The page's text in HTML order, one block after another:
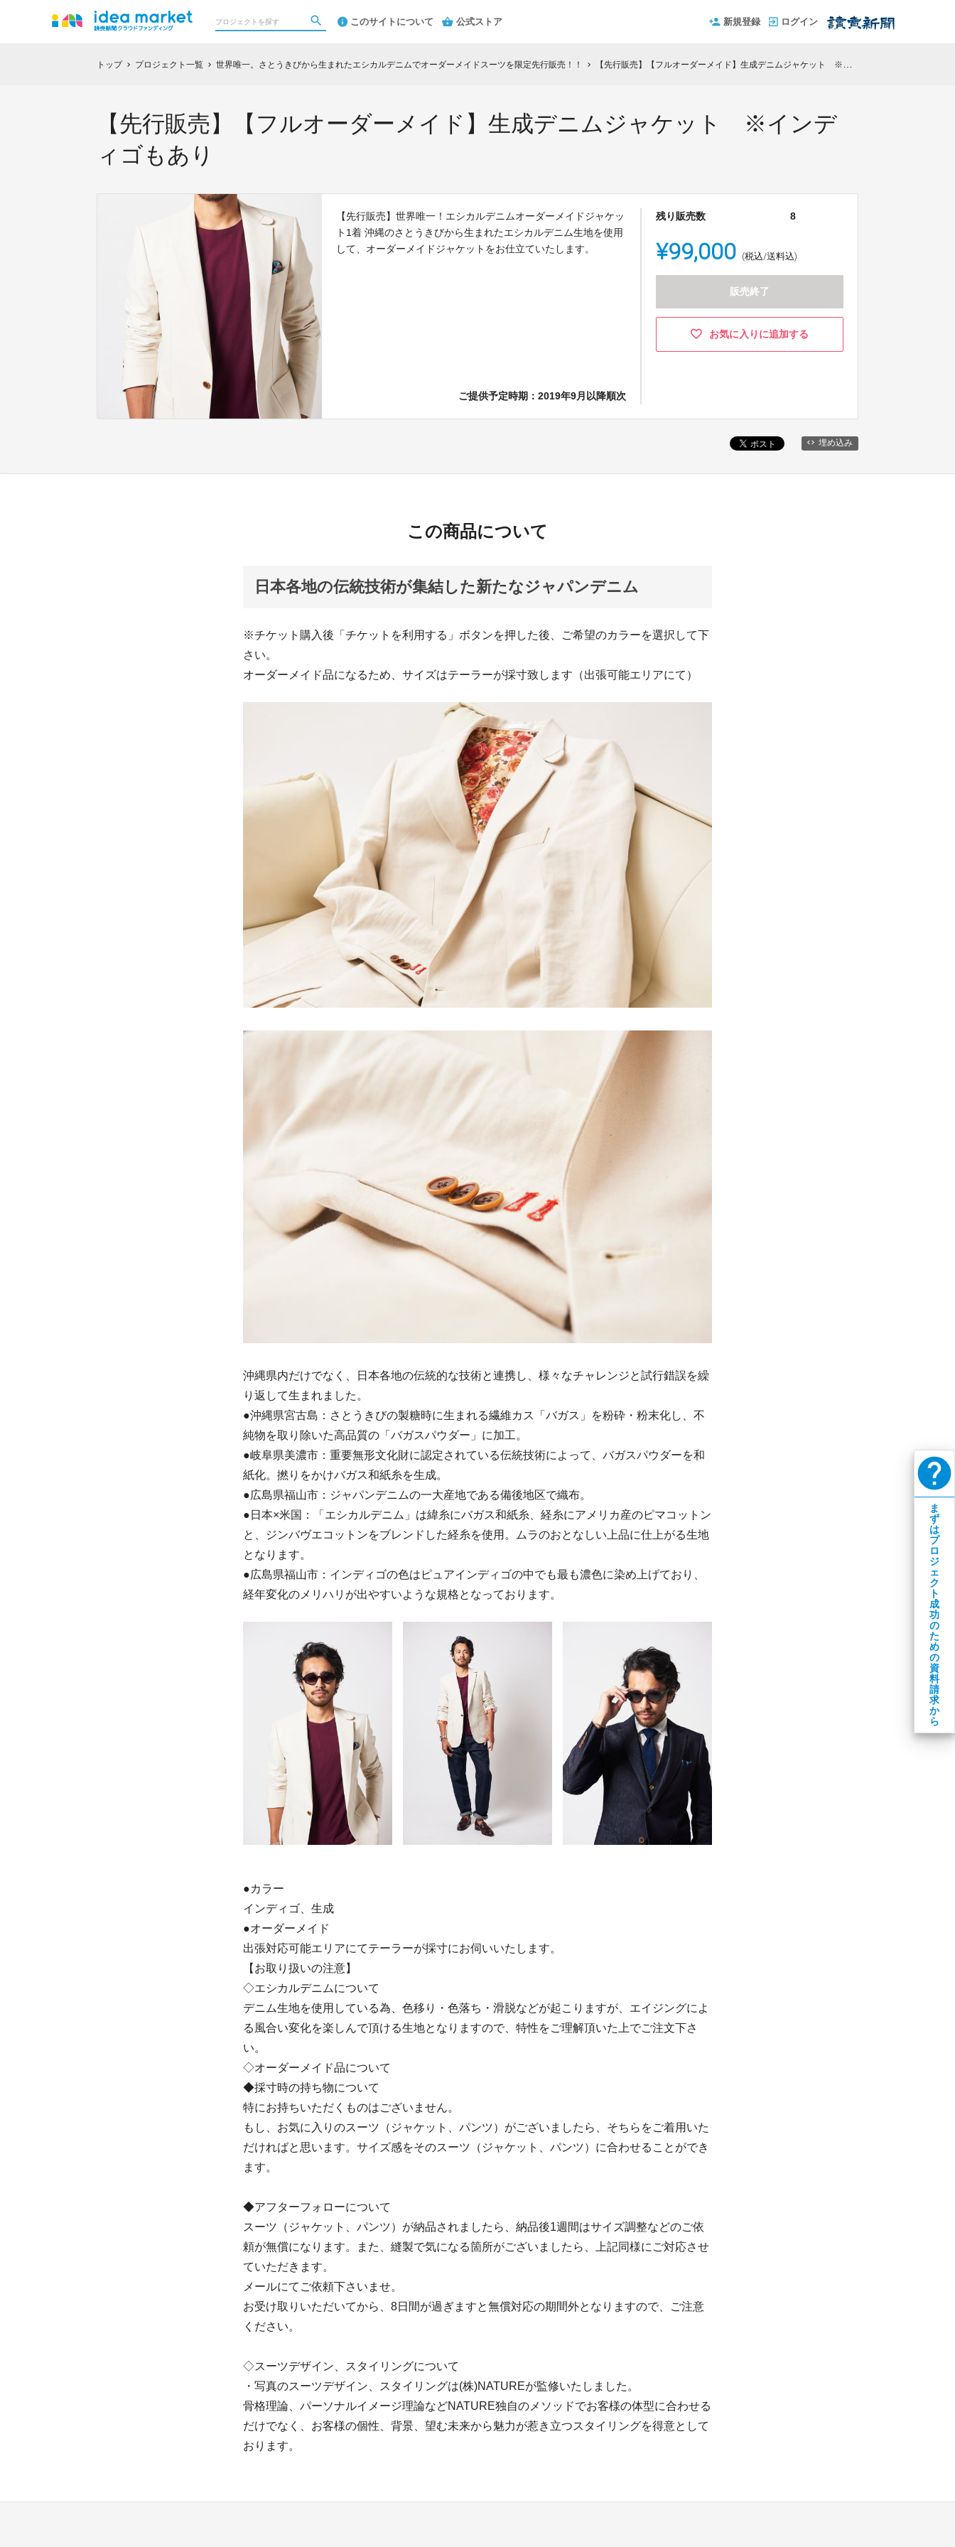
このサイトについて 公式ストア 新規登録 ログイン
トップ chevron_right プロジェクト一覧 chevron_right 世界唯一。さとうきびから生まれたエシカルデニムでオーダーメイドスーツを限定先行販売！！ chevron_right 【先行販売】【フルオーダーメイド】生成デニムジャケット ※インディゴもあり
【先行販売】【フルオーダーメイド】生成デニムジャケット ※インデ
ィゴもあり
【先行販売】世界唯一！エシカルデニムオーダーメイドジャケッ
ト1着 沖縄のさとうきびから生まれたエシカルデニム生地を使用
して、オーダーメイドジャケットをお仕立ていたします。
ご提供予定時期：2019年9月以降順次
残り販売数 8
¥99,000 (税込/送料込)
販売終了
お気に入りに追加する
埋め込み
この商品について
日本各地の伝統技術が集結した新たなジャパンデニム
※チケット購入後「チケットを利用する」ボタンを押した後、ご希望のカラーを選択して下
さい。
オーダーメイド品になるため、サイズはテーラーが採寸致します（出張可能エリアにて）
沖縄県内だけでなく、日本各地の伝統的な技術と連携し、様々なチャレンジと試行錯誤を繰
り返して生まれました。
●沖縄県宮古島：さとうきびの製糖時に生まれる繊維カス「バガス」を粉砕・粉末化し、不
純物を取り除いた高品質の「バガスパウダー」に加工。
●岐阜県美濃市：重要無形文化財に認定されている伝統技術によって、バガスパウダーを和
紙化。撚りをかけバガス和紙糸を生成。
●広島県福山市：ジャパンデニムの一大産地である備後地区で織布。
●日本×米国：「エシカルデニム」は緯糸にバガス和紙糸、経糸にアメリカ産のピマコットン
と、ジンバヴエコットンをブレンドした経糸を使用。ムラのおとなしい上品に仕上がる生地
となります。
●広島県福山市：インディゴの色はピュアインディゴの中でも最も濃色に染め上げており、
経年変化のメリハリが出やすいような規格となっております。
●カラー
インディゴ、生成
●オーダーメイド
出張対応可能エリアにてテーラーが採寸にお伺いいたします。
【お取り扱いの注意】
◇エシカルデニムについて
デニム生地を使用している為、色移り・色落ち・滑脱などが起こりますが、エイジングによ
る風合い変化を楽しんで頂ける生地となりますので、特性をご理解頂いた上でご注文下さ
い。
◇オーダーメイド品について
◆採寸時の持ち物について
特にお持ちいただくものはございません。
もし、お気に入りのスーツ（ジャケット、パンツ）がございましたら、そちらをご着用いた
だければと思います。サイズ感をそのスーツ（ジャケット、パンツ）に合わせることができ
ます。
◆アフターフォローについて
スーツ（ジャケット、パンツ）が納品されましたら、納品後1週間はサイズ調整などのご依
頼が無償になります。また、縫製で気になる箇所がございましたら、上記同様にご対応させ
ていただきます。
メールにてご依頼下さいませ。
お受け取りいただいてから、8日間が過ぎますと無償対応の期間外となりますので、ご注意
ください。
◇スーツデザイン、スタイリングについて
・写真のスーツデザイン、スタイリングは(株)NATUREが監修いたしました。
骨格理論、パーソナルイメージ理論などNATURE独自のメソッドでお客様の体型に合わせる
だけでなく、お客様の個性、背景、望む未来から魅力が惹き立つスタイリングを得意として
おります。
help
ま
ず
は
プ
ロ
ジ
ェ
ク
ト
成
功
の
た
め
の
資
料
請
求
か
ら